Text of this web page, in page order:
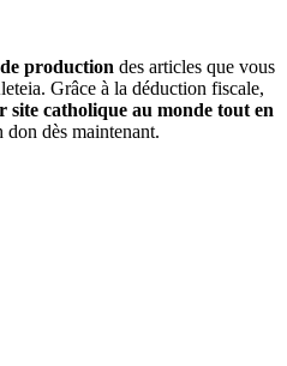
production des articles que vous
Grâce à la déduction fiscale,
site catholique au monde tout en
don dès maintenant.